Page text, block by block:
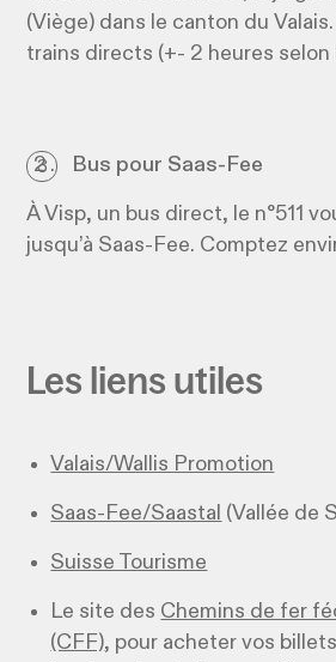
(Viège) dans le canton du
trains directs (+- 2 heures selon
Bus pour Saas-Fee
À Visp, un bus direct, le n°511
jusqu’à Saas-Fee. Comptez
Les liens utiles
Valais/Wallis Promotion
Saas-Fee/Saastal (Vallée de
Suisse Tourisme
Le site des Chemins de fer
(CFF), pour acheter vos